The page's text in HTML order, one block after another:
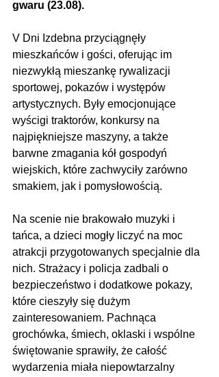
gwaru (23.08).
V Dni Izdebna przyciągnęły
mieszkańców i gości, oferując im
niezwykłą mieszankę rywalizacji
sportowej, pokazów i występów
artystycznych. Były emocjonujące
wyścigi traktorów, konkursy na
najpiękniejsze maszyny, a także
barwne zmagania kół gospodyń
wiejskich, które zachwyciły zarówno
smakiem, jak i pomysłowością.
Na scenie nie brakowało muzyki i
tańca, a dzieci mogły liczyć na moc
atrakcji przygotowanych specjalnie dla
nich. Strażacy i policja zadbali o
bezpieczeństwo i dodatkowe pokazy,
które cieszyły się dużym
zainteresowaniem. Pachnąca
grochówka, śmiech, oklaski i wspólne
świętowanie sprawiły, że całość
wydarzenia miała niepowtarzalny